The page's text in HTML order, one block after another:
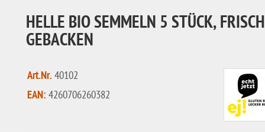
HELLE BIO SEMMELN 5 STÜCK, FRISCH
GEBACKEN
Art.Nr.40102
EAN: 4260706260382